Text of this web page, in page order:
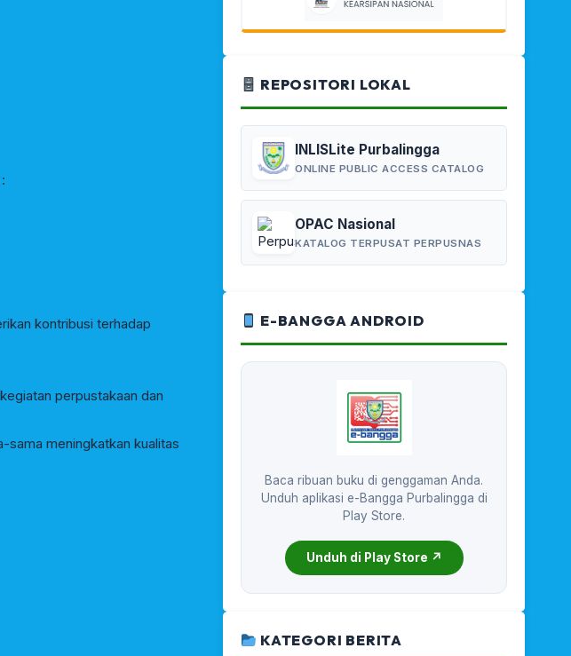
kontribusi terhadap
perpustakaan dan
sama meningkatkan kualitas
REPOSITORI LOKAL
INLISLite Purbalingga
ONLINE PUBLIC ACCESS CATALOG
OPAC Nasional
KATALOG TERPUSAT PERPUSNAS
E-BANGGA ANDROID
Baca ribuan buku di genggaman Anda.
Unduh aplikasi e-Bangga Purbalingga di
Play Store.
Unduh di Play Store ↗
KATEGORI BERITA